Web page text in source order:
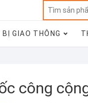
GIAO THÔNG
công